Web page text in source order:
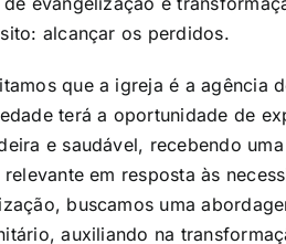
alcançar os perdidos.
que a igreja é a agência
terá a oportunidade de
e saudável, recebendo
em resposta às
buscamos uma
auxiliando na